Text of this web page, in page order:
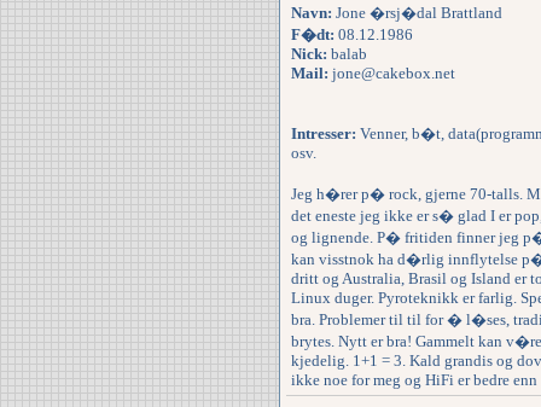
Navn: Jone �rsj�dal Brattland
F�dt: 08.12.1986
Nick: balab
Mail: jone@cakebox.net
Intresser: Venner, b�t,
osv.
Jeg h�rer p� rock, gjerne 70-talls.
det eneste jeg ikke er s� glad I er
og lignende. P� fritiden finner jeg
kan visstnok ha d�rlig innflytelse p�
dritt og Australia, Brasil og Island er
Linux duger. Pyroteknikk er farlig.
bra. Problemer til til for � l�ses,
brytes. Nytt er bra! Gammelt kan
kjedelig. 1+1 = 3. Kald grandis og
ikke noe for meg og HiFi er bedre enn